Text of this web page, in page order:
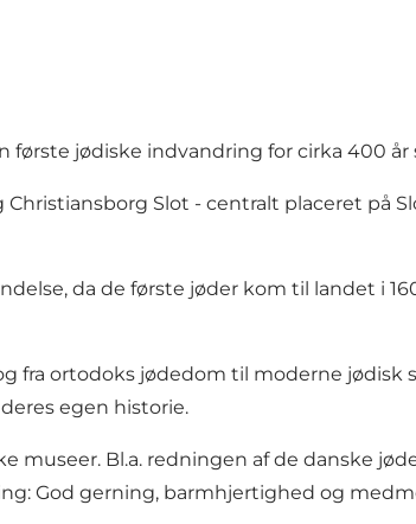
jødiske indvandring for cirka 400 år
Slot - centralt placeret på
da de første jøder kom til landet i
fra ortodoks jødedom til moderne
egen historie.
Bl.a. redningen af de danske
God gerning, barmhjertighed og